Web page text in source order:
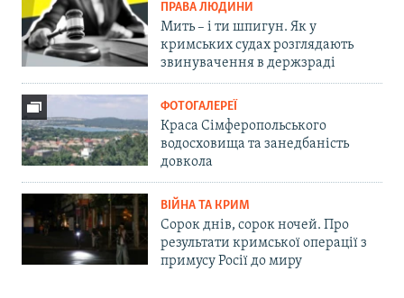
ПРАВА ЛЮДИНИ
Мить – і ти шпигун. Як у
кримських судах розглядають
звинувачення в держзраді
ФОТОГАЛЕРЕЇ
Краса Сімферопольського
водосховища та занедбаність
довкола
ВІЙНА ТА КРИМ
Сорок днів, сорок ночей. Про
результати кримської операції з
примусу Росії до миру